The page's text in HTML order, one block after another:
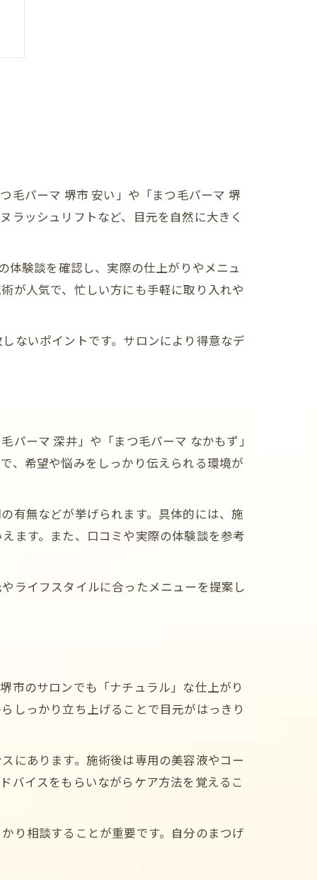
毛パーマ 堺市 安い」や「まつ毛パーマ 堺
ラッシュリフトなど、目元を自然に大きく
体験談を確認し、実際の仕上がりやメニュ
が人気で、忙しい方にも手軽に取り入れや
ないポイントです。サロンにより得意なデ
ーマ 深井」や「まつ毛パーマ なかもず」
、希望や悩みをしっかり伝えられる環境が
有無などが挙げられます。具体的には、施
ます。また、口コミや実際の体験談を参考
ライフスタイルに合ったメニューを提案し
市のサロンでも「ナチュラル」な仕上がり
しっかり立ち上げることで目元がはっきり
にあります。施術後は専用の美容液やコー
バイスをもらいながらケア方法を覚えるこ
り相談することが重要です。自分のまつげ